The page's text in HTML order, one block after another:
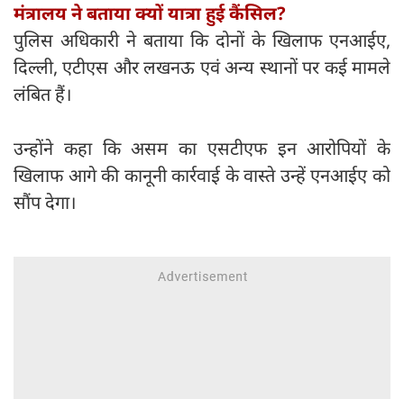
मंत्रालय ने बताया क्यों यात्रा हुई कैंसिल?
पुलिस अधिकारी ने बताया कि दोनों के खिलाफ एनआईए,
दिल्ली, एटीएस और लखनऊ एवं अन्य स्थानों पर कई मामले
लंबित हैं।
उन्होंने कहा कि असम का एसटीएफ इन आरोपियों के
खिलाफ आगे की कानूनी कार्रवाई के वास्ते उन्हें एनआईए को
सौंप देगा।